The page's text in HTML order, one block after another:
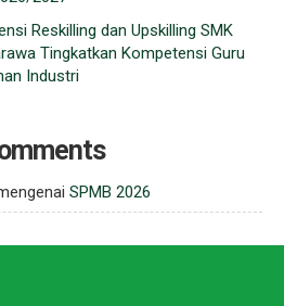
Reskilling dan Upskilling SMK
Tingkatkan Kompetensi Guru
Industri
SPMB 2026